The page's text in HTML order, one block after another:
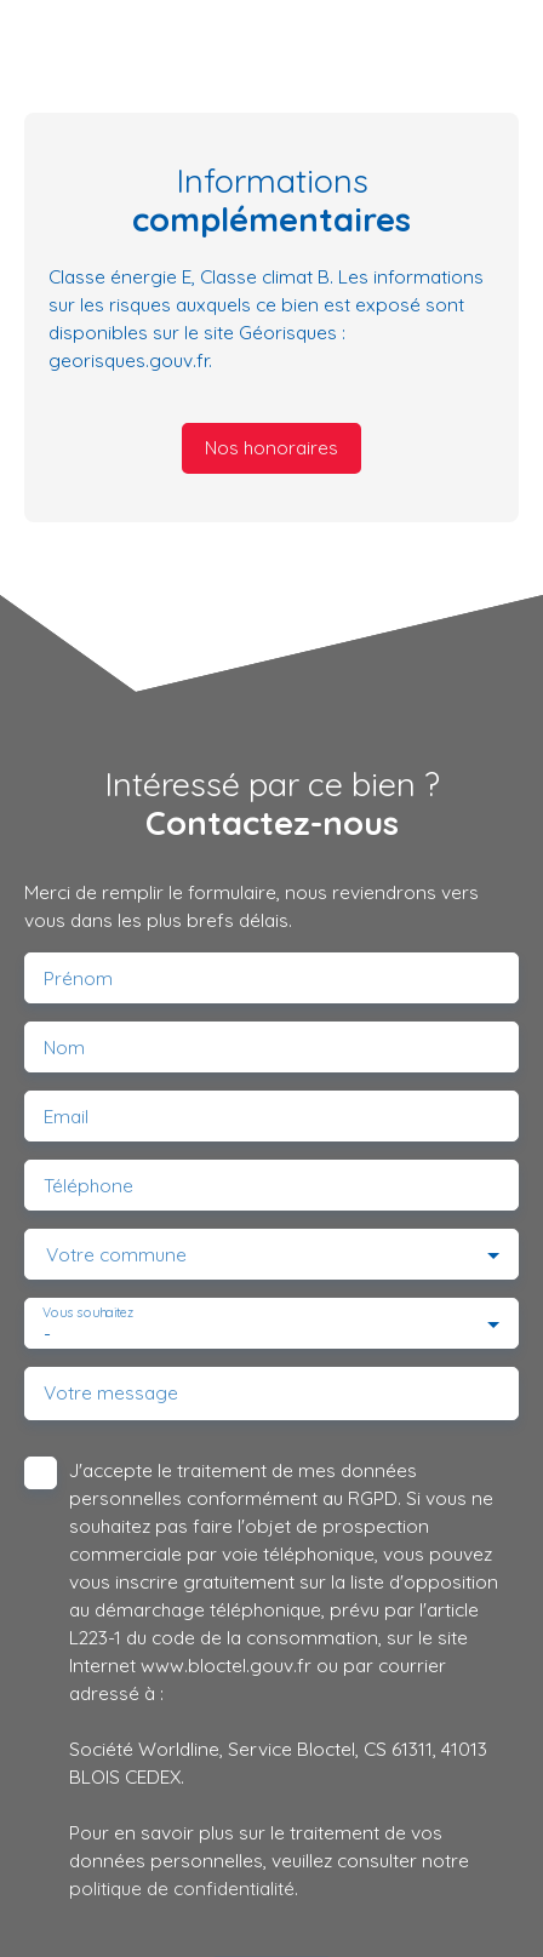
Informations
complémentaires
Classe énergie E, Classe climat B. Les informations
sur les risques auxquels ce bien est exposé sont
disponibles sur le site Géorisques :
georisques.gouv.fr.
Nos honoraires
Intéressé par ce bien ?
Contactez-nous
Merci de remplir le formulaire, nous reviendrons vers
vous dans les plus brefs délais.
Prénom
Nom
Email
Téléphone
Votre commune
-
Vous souhaitez
Votre message
J'accepte le traitement de mes données
personnelles conformément au RGPD. Si vous ne
souhaitez pas faire l'objet de prospection
commerciale par voie téléphonique, vous pouvez
vous inscrire gratuitement sur la liste d'opposition
au démarchage téléphonique, prévu par l'article
L223-1 du code de la consommation, sur le site
Internet www.bloctel.gouv.fr ou par courrier
adressé à :
Société Worldline, Service Bloctel, CS 61311, 41013
BLOIS CEDEX.
Pour en savoir plus sur le traitement de vos
données personnelles, veuillez consulter notre
politique de confidentialité.